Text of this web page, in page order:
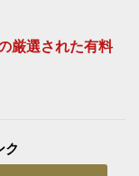
厳選された有料
ク